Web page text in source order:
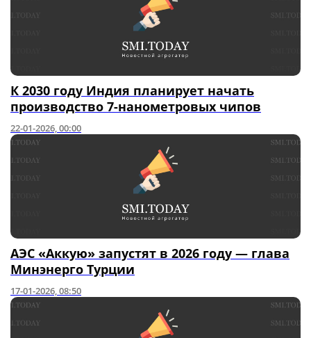
К 2030 году Индия планирует начать
производство 7-нанометровых чипов
22-01-2026, 00:00
АЭС «Аккую» запустят в 2026 году — глава
Минэнерго Турции
17-01-2026, 08:50